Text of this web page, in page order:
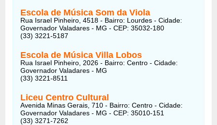
Escola de Música Som da Viola
Rua Israel Pinheiro, 4518 - Bairro: Lourdes - Cidade:
Governador Valadares - MG - CEP: 35032-180
(33) 3221-5187
Escola de Música Villa Lobos
Rua Israel Pinheiro, 2026 - Bairro: Centro - Cidade:
Governador Valadares - MG
(33) 3221-8511
Liceu Centro Cultural
Avenida Minas Gerais, 710 - Bairro: Centro - Cidade:
Governador Valadares - MG - CEP: 35010-151
(33) 3271-7262